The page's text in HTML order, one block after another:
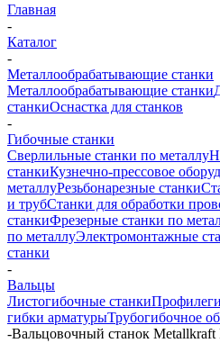
Главная
-
Каталог
-
Металлообрабатывающие станки
Металлообрабатывающие станки
станкиОснастка для станков
-
Гибочные станки
Сверлильные станки по металлу
станкиКузнечно-прессовое
металлуРезьбонарезные станки
и трубСтанки для обработки
станкиФрезерные станки по
по металлуЭлектромонтажные
станки
-
Вальцы
Листогибочные станки
гибки арматурыТрубогибочное
-Вальцовочный станок